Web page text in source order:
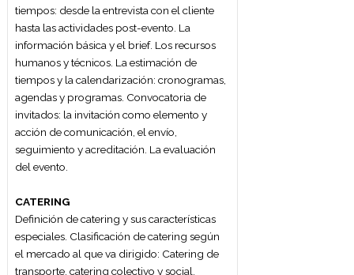
evento, el armado, el evento en sí mismo, el
desarme y las actividades post-evento.
Recursos humanos y técnicos necesarios.
Cronogramas, agendas y programas.
Convocatoria de invitados: la invitación
como elemento y acción de comunicación,
el envío, seguimiento y acreditación. La
evaluación del evento.
EVENTOS SOCIALES Y CORPORATIVOS
Características propias de un evento social:
reuniones, cumpleaños, aniversarios,
bodas, quince, bar/bat – mitzva, etc.